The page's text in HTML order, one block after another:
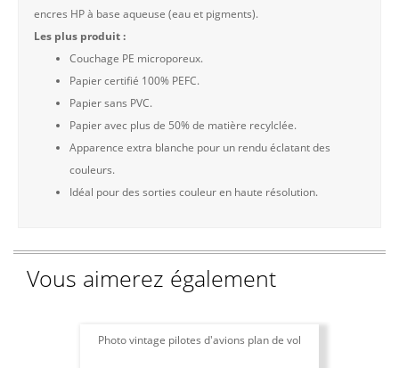
encres HP à base aqueuse (eau et pigments).
Les plus produit :
Couchage PE microporeux.
Papier certifié 100% PEFC.
Papier sans PVC.
Papier avec plus de 50% de matière recylclée.
Apparence extra blanche pour un rendu éclatant des
couleurs.
Idéal pour des sorties couleur en haute résolution.
Vous aimerez également
Photo vintage pilotes d'avions plan de vol